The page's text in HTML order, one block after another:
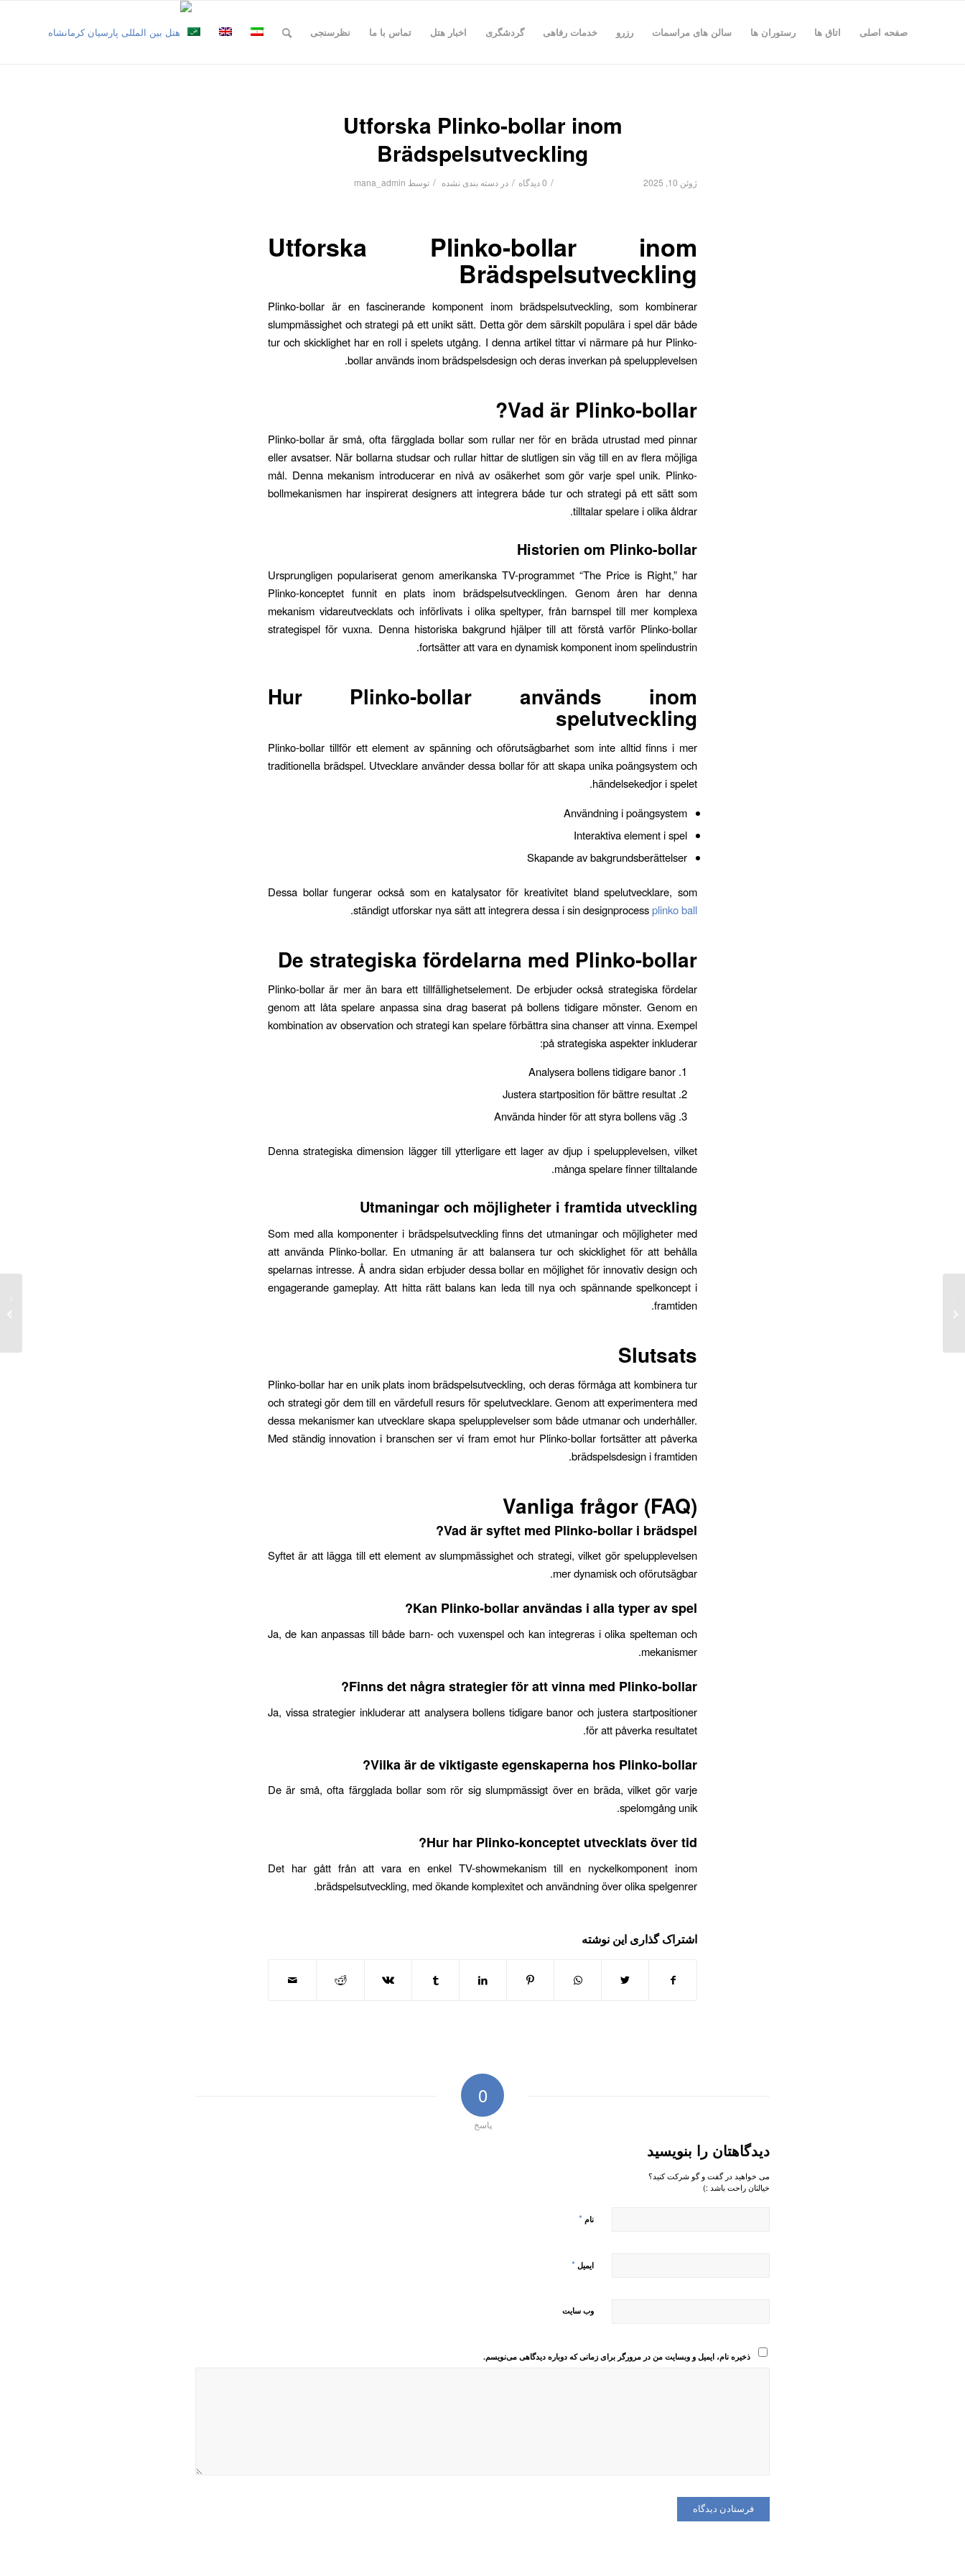
صفحه اصلی اتاق ها رستوران ها سالن های مراسمات رزرو خدمات رفاهی گردشگری اخبار هتل تماس با ما نظرسنجی
Utforska Plinko-bollar inom
Brädspelsutveckling
ژوئن 10, 2025 / 0 دیدگاه / در دسته بندی نشده / توسط mana_admin
Utforska Plinko-bollar inom
Brädspelsutveckling
Plinko-bollar är en fascinerande komponent inom brädspelsutveckling, som kombinerar
slumpmässighet och strategi på ett unikt sätt. Detta gör dem särskilt populära i spel där både
tur och skicklighet har en roll i spelets utgång. I denna artikel tittar vi närmare på hur Plinko-
bollar används inom brädspelsdesign och deras inverkan på spelupplevelsen.
Vad är Plinko-bollar?
Plinko-bollar är små, ofta färgglada bollar som rullar ner för en bräda utrustad med pinnar
eller avsatser. När bollarna studsar och rullar hittar de slutligen sin väg till en av flera möjliga
mål. Denna mekanism introducerar en nivå av osäkerhet som gör varje spel unik. Plinko-
bollmekanismen har inspirerat designers att integrera både tur och strategi på ett sätt som
tilltalar spelare i olika åldrar.
Historien om Plinko-bollar
Ursprungligen populariserat genom amerikanska TV-programmet “The Price is Right,” har
Plinko-konceptet funnit en plats inom brädspelsutvecklingen. Genom åren har denna
mekanism vidareutvecklats och införlivats i olika speltyper, från barnspel till mer komplexa
strategispel för vuxna. Denna historiska bakgrund hjälper till att förstå varför Plinko-bollar
fortsätter att vara en dynamisk komponent inom spelindustrin.
Hur Plinko-bollar används inom
spelutveckling
Plinko-bollar tillför ett element av spänning och oförutsägbarhet som inte alltid finns i mer
traditionella brädspel. Utvecklare använder dessa bollar för att skapa unika poängsystem och
händelsekedjor i spelet.
Användning i poängsystem
Interaktiva element i spel
Skapande av bakgrundsberättelser
Dessa bollar fungerar också som en katalysator för kreativitet bland spelutvecklare, som
ständigt utforskar nya sätt att integrera dessa i sin designprocessplinko ball
.
De strategiska fördelarna med Plinko-bollar
Plinko-bollar är mer än bara ett tillfällighetselement. De erbjuder också strategiska fördelar
genom att låta spelare anpassa sina drag baserat på bollens tidigare mönster. Genom en
kombination av observation och strategi kan spelare förbättra sina chanser att vinna. Exempel
på strategiska aspekter inkluderar:
Analysera bollens tidigare banor
Justera startposition för bättre resultat
Använda hinder för att styra bollens väg
Denna strategiska dimension lägger till ytterligare ett lager av djup i spelupplevelsen, vilket
många spelare finner tilltalande.
Utmaningar och möjligheter i framtida utveckling
Som med alla komponenter i brädspelsutveckling finns det utmaningar och möjligheter med
att använda Plinko-bollar. En utmaning är att balansera tur och skicklighet för att behålla
spelarnas intresse. Å andra sidan erbjuder dessa bollar en möjlighet för innovativ design och
engagerande gameplay. Att hitta rätt balans kan leda till nya och spännande spelkoncept i
framtiden.
Slutsats
Plinko-bollar har en unik plats inom brädspelsutveckling, och deras förmåga att kombinera tur
och strategi gör dem till en värdefull resurs för spelutvecklare. Genom att experimentera med
dessa mekanismer kan utvecklare skapa spelupplevelser som både utmanar och underhåller.
Med ständig innovation i branschen ser vi fram emot hur Plinko-bollar fortsätter att påverka
brädspelsdesign i framtiden.
Vanliga frågor (FAQ)
Vad är syftet med Plinko-bollar i brädspel?
Syftet är att lägga till ett element av slumpmässighet och strategi, vilket gör spelupplevelsen
mer dynamisk och oförutsägbar.
Kan Plinko-bollar användas i alla typer av spel?
Ja, de kan anpassas till både barn- och vuxenspel och kan integreras i olika spelteman och
mekanismer.
Finns det några strategier för att vinna med Plinko-bollar?
Ja, vissa strategier inkluderar att analysera bollens tidigare banor och justera startpositioner
för att påverka resultatet.
Vilka är de viktigaste egenskaperna hos Plinko-bollar?
De är små, ofta färgglada bollar som rör sig slumpmässigt över en bräda, vilket gör varje
spelomgång unik.
Hur har Plinko-konceptet utvecklats över tid?
Det har gått från att vara en enkel TV-showmekanism till en nyckelkomponent inom
brädspelsutveckling, med ökande komplexitet och användning över olika spelgenrer.
اشتراک گذاری این نوشته
0
پاسخ
دیدگاهتان را بنویسید
می خواهید در گفت و گو شرکت کنید؟
خیالتان راحت باشد :)
نام *
ایمیل *
وب‌ سایت
ذخیره نام، ایمیل و وبسایت من در مرورگر برای زمانی که دوباره دیدگاهی می‌نویسم.
Exper...